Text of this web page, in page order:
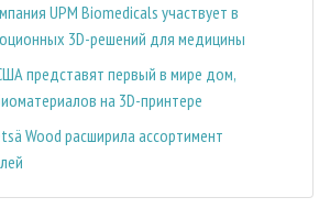
UPM Biomedicals участвует в
3D-решений для медицины
представят первый в мире дом,
на 3D-принтере
Wood расширила ассортимент